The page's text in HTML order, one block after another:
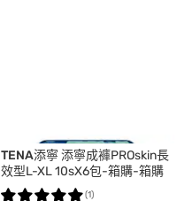
TENA添寧 添寧成褲PROskin長
效型L-XL 10sX6包-箱購-箱購
(1)